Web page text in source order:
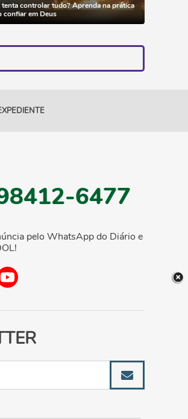
tenta controlar tudo? Aprenda na prática
confiar em Deus
6477
pelo WhatsApp do Diário e